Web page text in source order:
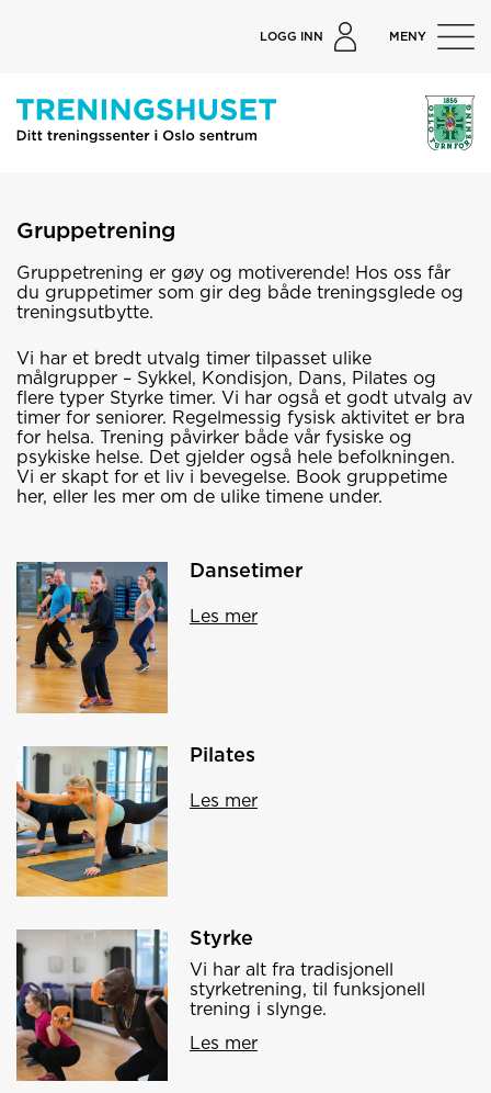
LOGG INN MENY
Gruppetrening
Gruppetrening er gøy og motiverende! Hos oss får
du gruppetimer som gir deg både treningsglede og
treningsutbytte.
Vi har et bredt utvalg timer tilpasset ulike
målgrupper – Sykkel, Kondisjon, Dans, Pilates og
flere typer Styrke timer. Vi har også et godt utvalg av
timer for seniorer. Regelmessig fysisk aktivitet er bra
for helsa. Trening påvirker både vår fysiske og
psykiske helse. Det gjelder også hele befolkningen.
Vi er skapt for et liv i bevegelse. Book gruppetime
her, eller les mer om de ulike timene under.
Dansetimer
Les mer
Pilates
Les mer
Styrke
Vi har alt fra tradisjonell
styrketrening, til funksjonell
trening i slynge.
Les mer